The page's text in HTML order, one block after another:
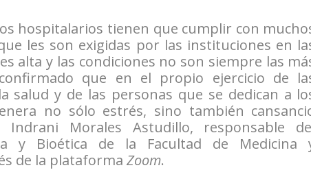
hospitalarios tienen que cumplir con
les son exigidas por las instituciones en
alta y las condiciones no son siempre las
que en el propio ejercicio de
salud y de las personas que se dedican a
no sólo estrés, sino también
Indrani Morales Astudillo, responsable
y Bioética de la Facultad de Medicina
de la plataformaZoom.